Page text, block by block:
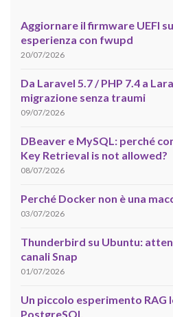
Aggiornare il firmware UEFI
esperienza con fwupd
20/07/2026
Da Laravel 5.7 / PHP 7.4 a
migrazione senza traumi
09/07/2026
DBeaver e MySQL: perché
Key Retrieval is not allowed?
08/07/2026
Perché Docker non è una
03/07/2026
Thunderbird su Ubuntu:
canali Snap
01/07/2026
Un piccolo esperimento RAG
PostgreSQL